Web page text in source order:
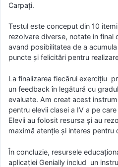
Carpați.
Testul este conceput din 10
rezolvare diverse, notate in final
avand posibilitatea de a
puncte și felicitări pentru
La finalizarea fiecărui exercițiu
un feedback în legătură cu
evaluate. Am creat acest
pentru elevii clasei a IV a pe
Elevii au folosit resursa și au
maximă atenție și interes pentru
În concluzie, resursele
aplicației Genially includ un